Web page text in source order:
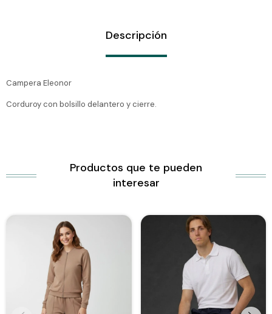
Descripción
Campera Eleonor
Corduroy con bolsillo delantero y cierre.
Productos que te pueden
interesar